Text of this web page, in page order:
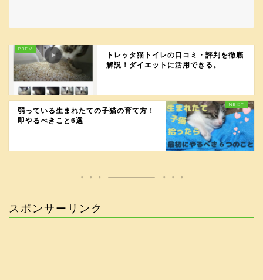
トレッタ猫トイレの口コミ・評判を徹底
解説！ダイエットに活用できる。
弱っている生まれたての子猫の育て方！
即やるべきこと6選
スポンサーリンク